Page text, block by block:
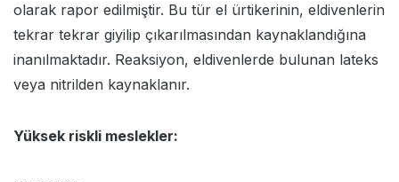
olarak rapor edilmiştir. Bu tür el ürtikerinin, eldivenlerin
tekrar tekrar giyilip çıkarılmasından kaynaklandığına
inanılmaktadır. Reaksiyon, eldivenlerde bulunan lateks
veya nitrilden kaynaklanır.
Yüksek riskli meslekler: